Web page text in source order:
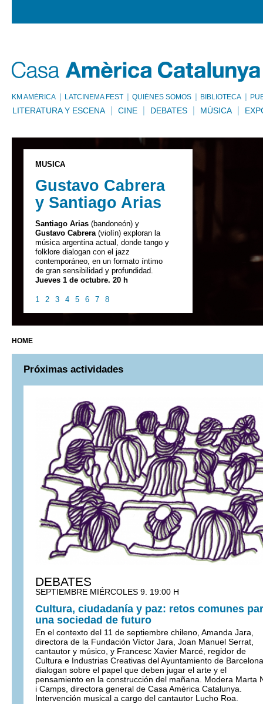
KM AMÈRICA LATCINEMA FEST QUIÉNES SOMOS BIBLIOTECA
LITERATURA Y ESCENA CINE DEBATES MÚSICA
MÚSICA
Gustavo Cabrera
y Santiago Arias
Santiago Arias (bandoneón) y
Gustavo Cabrera(violín) exploran la
música argentina actual, donde tango y
folklore dialogan con el jazz
contemporáneo, en un formato íntimo
de gran sensibilidad y profundidad.
Jueves 1 de octubre. 20 h
1 2 3 4 5 6 7 8
HOME
Próximas actividades
DEBATES
SEPTIEMBRE MIÉRCOLES 9. 19:00 H
Cultura, ciudadanía y paz: retos comunes
una sociedad de futuro
En el contexto del 11 de septiembre chileno, Amanda Jara,
directora de la Fundación Víctor Jara, Joan Manuel Serrat,
cantautor y músico, y Francesc Xavier Marcé, regidor de
Cultura e Industrias Creativas del Ayuntamiento de
dialogan sobre el papel que deben jugar el arte y el
pensamiento en la construcción del mañana. Modera Marta
i Camps, directora general de Casa Amèrica Catalunya.
Intervención musical a cargo del cantautor Lucho Roa.